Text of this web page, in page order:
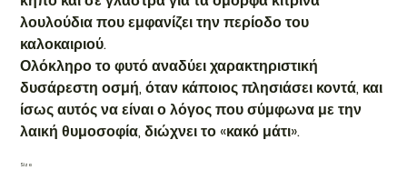
λουλούδια που εμφανίζει την περίοδο του
καλοκαιριού.
Ολόκληρο το φυτό αναδύει χαρακτηριστική
δυσάρεστη οσμή, όταν κάποιος πλησιάσει κοντά, και
ίσως αυτός να είναι ο λόγος που σύμφωνα με την
λαική θυμοσοφία, διώχνει το «κακό μάτι».
Size